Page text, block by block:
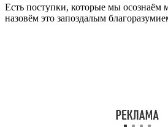
Есть поступки, которые мы осознаём
назовём это запоздалым